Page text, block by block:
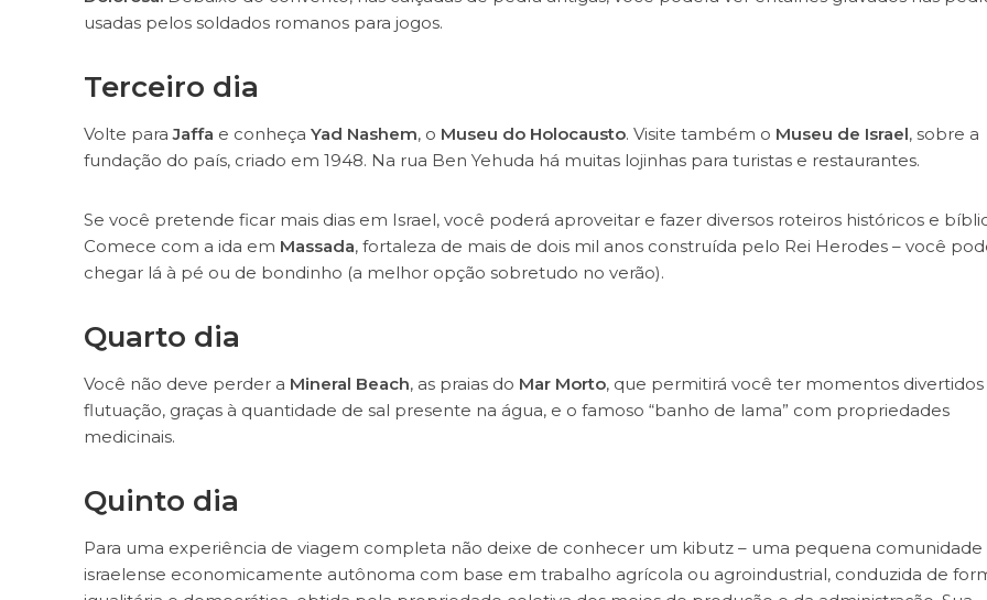
usadas pelos soldados romanos para jogos.
Terceiro dia
Volte paraJaffa e conheça Yad Nashem, o Museu do Holocausto. Visite também o Museu de Israel, sobre a
fundação do país, criado em 1948. Na rua Ben Yehuda há muitas lojinhas para turistas e restaurantes.
Se você pretende ficar mais dias em Israel, você poderá aproveitar e fazer diversos roteiros históricos e
Comece com a ida em Massada, fortaleza de mais de dois mil anos construída pelo Rei Herodes – você
chegar lá à pé ou de bondinho (a melhor opção sobretudo no verão).
Quarto dia
Você não deve perder a Mineral Beach, as praias do Mar Morto, que permitirá você ter momentos divertidos
flutuação, graças à quantidade de sal presente na água, e o famoso “banho de lama” com propriedades
medicinais.
Quinto dia
Para uma experiência de viagem completa não deixe de conhecer um kibutz – uma pequena comunidade
israelense economicamente autônoma com base em trabalho agrícola ou agroindustrial, conduzida de